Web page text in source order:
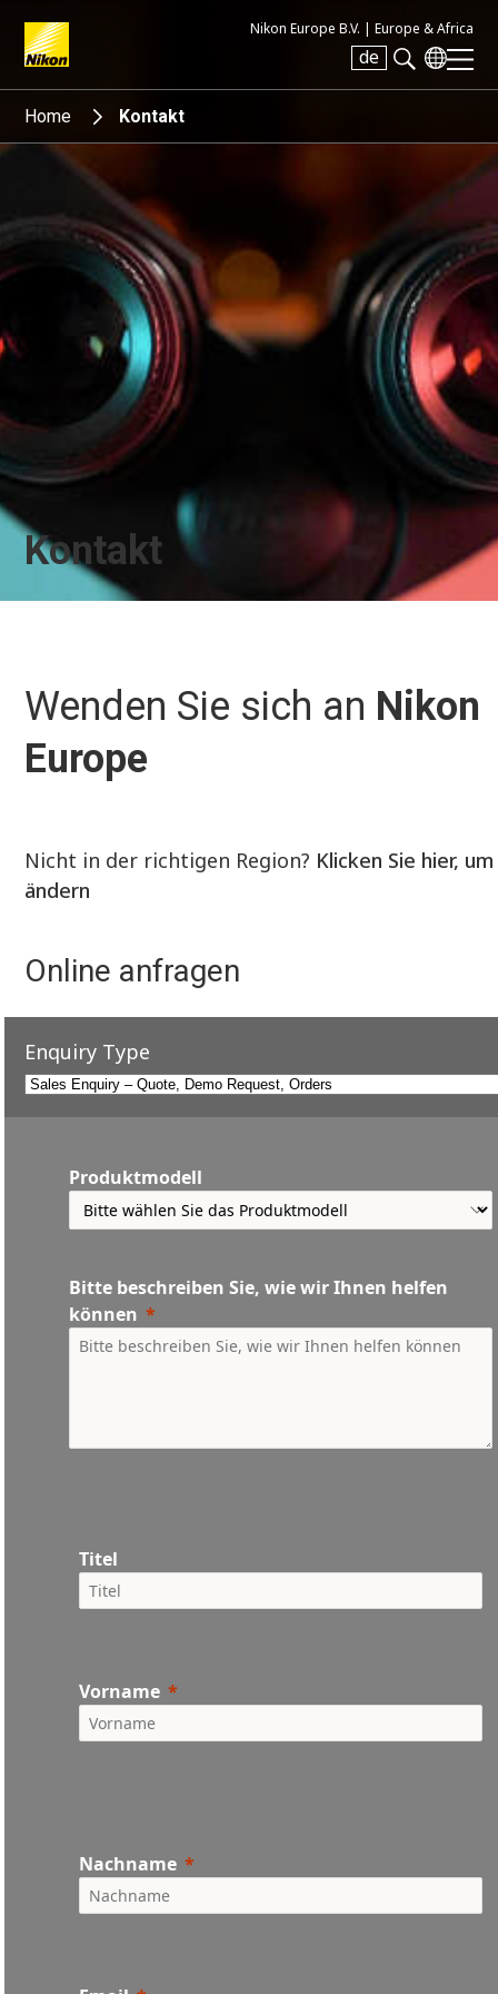
Nikon Europe B.V. | Europe & Africa
de
Search keyword(s)
Home Kontakt
Kontakt
Wenden Sie sich an Nikon
Europe
Nicht in der richtigen Region? Klicken Sie hier,
ändern
Online anfragen
Enquiry Type
Produktmodell
Bitte beschreiben Sie, wie wir Ihnen helfen
können
Titel
Vorname
Nachname